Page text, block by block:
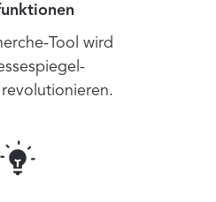
Tool wird
revolutionieren.